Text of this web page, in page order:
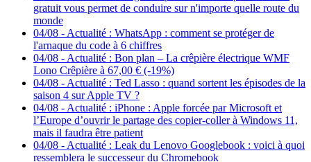
gratuit vous permet de conduire sur n'importe quelle route du
monde
04/08 - Actualité : WhatsApp : comment se protéger de
l'arnaque du code à 6 chiffres
04/08 - Actualité : Bon plan – La crêpière électrique WMF
Lono Crêpière à 67,00 € (-19%)
04/08 - Actualité : Ted Lasso : quand sortent les épisodes de la
saison 4 sur Apple TV ?
04/08 - Actualité : iPhone : Apple forcée par Microsoft et
l’Europe d’ouvrir le partage des copier-coller à Windows 11,
mais il faudra être patient
04/08 - Actualité : Leak du Lenovo Googlebook : voici à quoi
ressemblera le successeur du Chromebook